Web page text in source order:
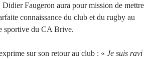
Faugeron aura pour mission de mettre
connaissance du club et du rugby au
sportive du CA Brive.
sur son retour au club : « Je suis ravi